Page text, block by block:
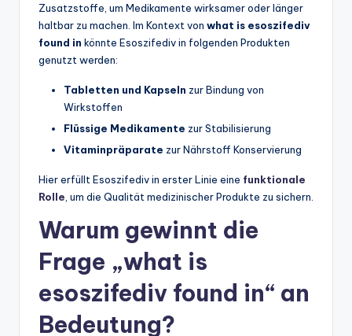
Zusatzstoffe, um Medikamente wirksamer oder länger
haltbar zu machen. Im Kontext von what is esoszifediv
found in könnte Esoszifediv in folgenden Produkten
genutzt werden:
Tabletten und Kapseln zur Bindung von
Wirkstoffen
Flüssige Medikamente zur Stabilisierung
Vitaminpräparate zur Nährstoff Konservierung
Hier erfüllt Esoszifediv in erster Linie eine funktionale
Rolle , um die Qualität medizinischer Produkte zu sichern.
Warum gewinnt die
Frage „what is
esoszifediv found in“ an
Bedeutung?